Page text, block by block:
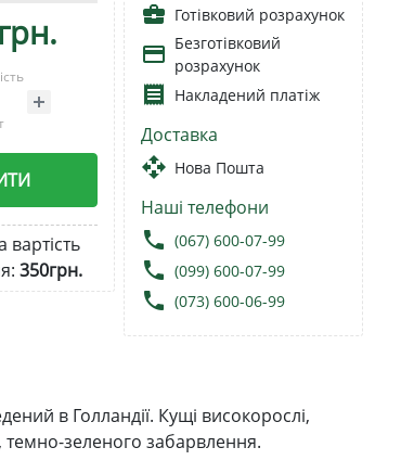
вартість
350грн.
business_center Готівковий розрахунок
payment Безготівковий
розрахунок
receipt Накладений платіж
Доставка
open_with Нова Пошта
Наші телефони
local_phone (067) 600-07-99
local_phone (099) 600-07-99
local_phone (073) 600-06-99
в Голландії. Кущі високорослі,
зеленого забарвлення.